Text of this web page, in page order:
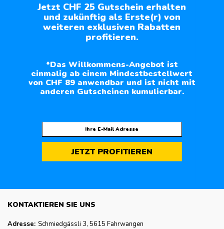
Jetzt CHF 25 Gutschein erhalten
und zukünftig als Erste(r) von
weiteren exklusiven Rabatten
profitieren.
*Das Willkommens-Angebot ist
einmalig ab einem Mindestbestellwert
von CHF 89 anwendbar und ist nicht mit
anderen Gutscheinen kumulierbar.
JETZT PROFITIEREN
KONTAKTIEREN SIE UNS
Adresse: Schmiedgässli 3, 5615 Fahrwangen